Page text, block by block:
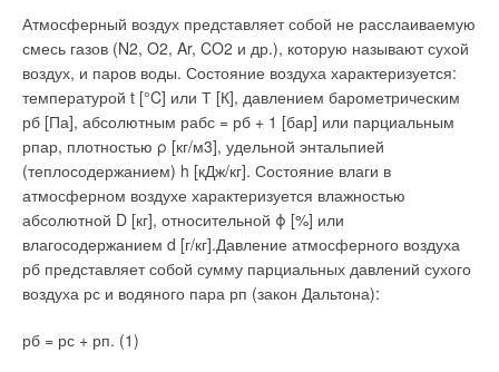
Атмосферный воздух представляет собой не расслаиваемую
смесь газов (N2, O2, Ar, CO2 и др.), которую называют сухой
воздух, и паров воды. Состояние воздуха характеризуется:
температурой t [°C] или Т [К], давлением барометрическим
рб [Па], абсолютным рабс = рб + 1 [бар] или парциальным
рпар, плотностью ρ [кг/м3], удельной энтальпией
(теплосодержанием) h [кДж/кг]. Состояние влаги в
атмосферном воздухе характеризуется влажностью
абсолютной D [кг], относительной ϕ [%] или
влагосодержанием d [г/кг].Давление атмосферного воздуха
рб представляет собой сумму парциальных давлений сухого
воздуха рс и водяного пара рп (закон Дальтона):
рб = рс + рп. (1)
на электростанциях Свердловской области. Реконструкция
позволила существенно увеличить КПД оборудования.
Суммарная экономия составляет порядка 250 тыс. кВт, а
ведь эта цифра равна мощности такого гиганта, как
«ДнепроГЭС».
По сути, полученный эффект равносилен вводу в строй еще
одной крупной электростанции. Одновременно была
модернизирована информационная сеть и система
диспетчерского управления ОАО «Свердловэнерго»,
основного поставщика электроэнергии в регионе. Комплекс
мероприятий, разработанный ITкомпанией «Тэкинком»,
отказоустойчивость системы.